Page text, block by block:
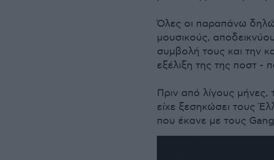
Όλες οι παραπάνω
μουσικούς,
συμβολή τους και την
εξέλιξη της της ποστ -
Πριν από λίγους μήνες,
είχε ξεσηκώσει τους
που έκανε με τους